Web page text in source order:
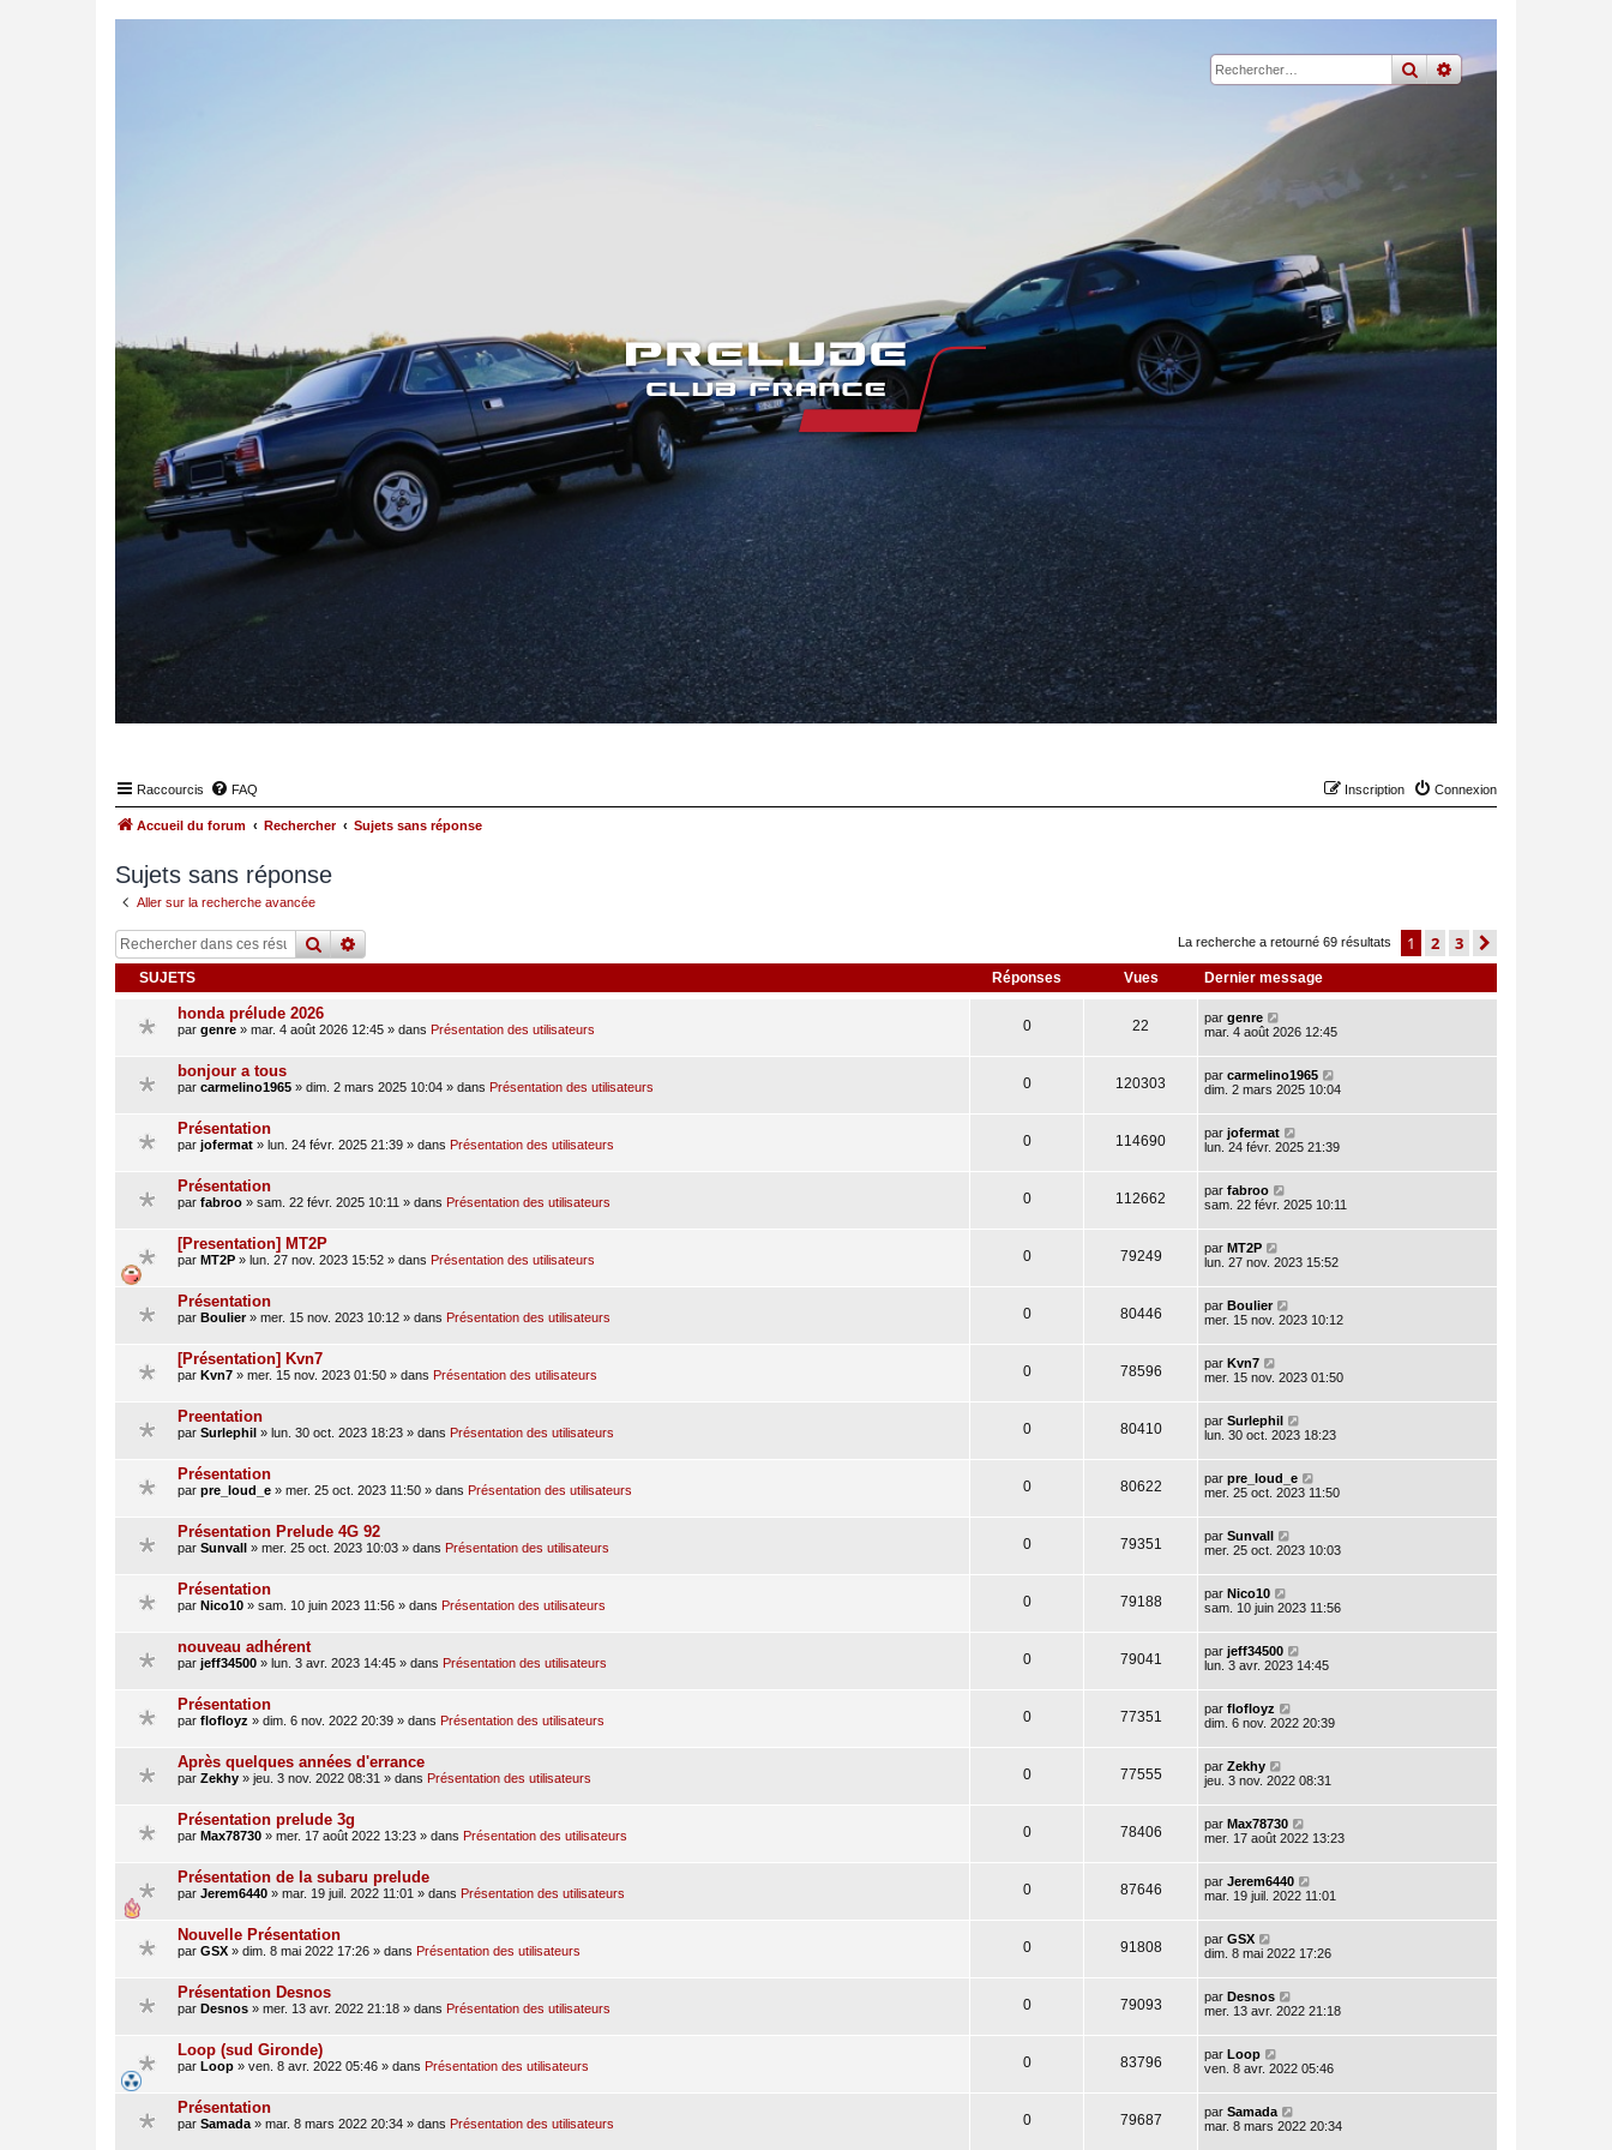
rechercher
recherche
Raccourcis FAQ Connexion
Inscription
Accueil du forum Rechercher Sujets sans réponse
Sujets sans réponse
Aller sur la recherche avancée
rechercher
recherche La recherche a retourné 69 résultats 1 2 3
SUJETS Réponses Vues Dernier message
honda prélude 2026
par genre » mar. 4 août 2026 12:45 » dans Présentation des utilisateurs 0 22 par genre
mar. 4 août 2026 12:45
bonjour a tous
par carmelino1965 » dim. 2 mars 2025 10:04 » dans Présentation des utilisateurs 0 120303 par carmelino1965
dim. 2 mars 2025 10:04
Présentation
par jofermat » lun. 24 févr. 2025 21:39 » dans Présentation des utilisateurs 0 114690 par jofermat
lun. 24 févr. 2025 21:39
Présentation
par fabroo » sam. 22 févr. 2025 10:11 » dans Présentation des utilisateurs 0 112662 par fabroo
sam. 22 févr. 2025 10:11
[Presentation] MT2P
par MT2P » lun. 27 nov. 2023 15:52 » dans Présentation des utilisateurs 0 79249 par MT2P
lun. 27 nov. 2023 15:52
Présentation
par Boulier» mer. 15 nov. 2023 10:12 » dans Présentation des utilisateurs 0 80446 par Boulier
mer. 15 nov. 2023 10:12
[Présentation] Kvn7
par Kvn7 » mer. 15 nov. 2023 01:50 » dans Présentation des utilisateurs 0 78596 par Kvn7
mer. 15 nov. 2023 01:50
Preentation
par Surlephil » lun. 30 oct. 2023 18:23 » dans Présentation des utilisateurs 0 80410 par Surlephil
lun. 30 oct. 2023 18:23
Présentation
par pre_loud_e » mer. 25 oct. 2023 11:50 » dans Présentation des utilisateurs 0 80622 par pre_loud_e
mer. 25 oct. 2023 11:50
Présentation Prelude 4G 92
par Sunvall » mer. 25 oct. 2023 10:03 » dans Présentation des utilisateurs 0 79351 par Sunvall
mer. 25 oct. 2023 10:03
Présentation
par Nico10 » sam. 10 juin 2023 11:56 » dans Présentation des utilisateurs 0 79188 par Nico10
sam. 10 juin 2023 11:56
nouveau adhérent
par jeff34500 » lun. 3 avr. 2023 14:45 » dans Présentation des utilisateurs 0 79041 par jeff34500
lun. 3 avr. 2023 14:45
Présentation
par flofloyz » dim. 6 nov. 2022 20:39 » dans Présentation des utilisateurs 0 77351 par flofloyz
dim. 6 nov. 2022 20:39
Après quelques années d'errance
par Zekhy » jeu. 3 nov. 2022 08:31 » dans Présentation des utilisateurs 0 77555 par Zekhy
jeu. 3 nov. 2022 08:31
Présentation prelude 3g
par Max78730 » mer. 17 août 2022 13:23 » dans Présentation des utilisateurs 0 78406 par Max78730
mer. 17 août 2022 13:23
Présentation de la subaru prelude
par Jerem6440 » mar. 19 juil. 2022 11:01 » dans Présentation des utilisateurs 0 87646 par Jerem6440
mar. 19 juil. 2022 11:01
Nouvelle Présentation
par GSX » dim. 8 mai 2022 17:26 » dans Présentation des utilisateurs 0 91808 par GSX
dim. 8 mai 2022 17:26
Présentation Desnos
par Desnos » mer. 13 avr. 2022 21:18 » dans Présentation des utilisateurs 0 79093 par Desnos
mer. 13 avr. 2022 21:18
Loop (sud Gironde)
par Loop » ven. 8 avr. 2022 05:46 » dans Présentation des utilisateurs 0 83796 par Loop
ven. 8 avr. 2022 05:46
Présentation
par Samada » mar. 8 mars 2022 20:34 » dans Présentation des utilisateurs 0 79687 par Samada
mar. 8 mars 2022 20:34